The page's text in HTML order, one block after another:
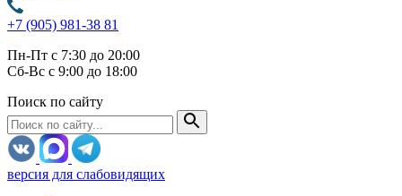
+7 (905) 981-38 81
Пн-Пт с 7:30 до 20:00
Сб-Вс с 9:00 до 18:00
Поиск по сайту
версия для слабовидящих